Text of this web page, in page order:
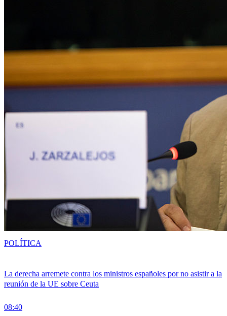
La derecha arremete contra los ministros españoles por no asistir a la
reunión de la UE sobre Ceuta
08:40
POLÍTICA